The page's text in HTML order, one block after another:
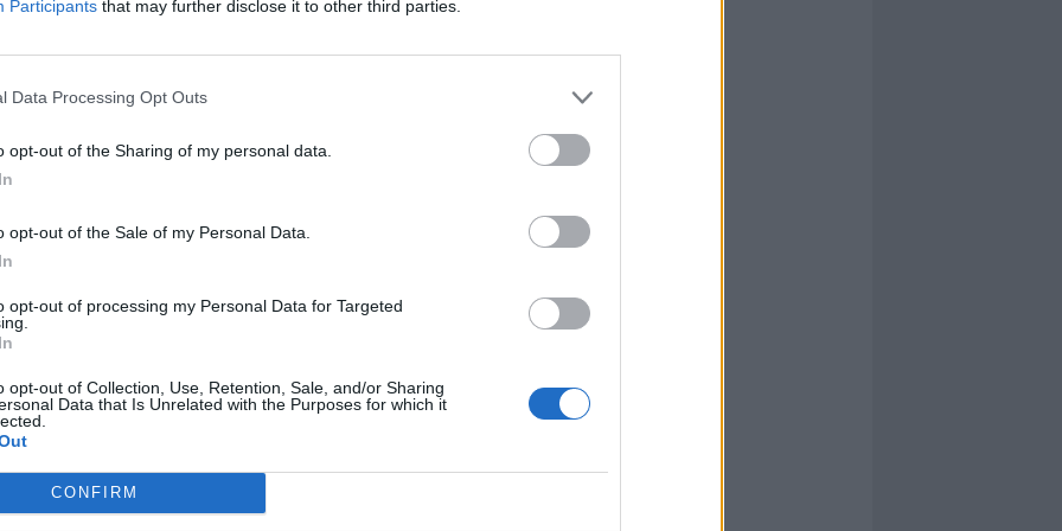
Participants that may further disclose it to other third parties.
Data Processing Opt Outs
opt-out of the Sharing of my personal data.
opt-out of the Sale of my Personal Data.
opt-out of processing my Personal Data for Targeted
opt-out of Collection, Use, Retention, Sale, and/or Sharing
Data that Is Unrelated with the Purposes for which it
CONFIRM
ci restituiranno un reparto arretrato
mentre Trigoria festeggia con sedici
reagire, senza seppellire nello
piacevoli sorprese d'annata e le chance
riparte dal podismo di Behrami, la spinta
con merito in Nazionale, e dalla
Lazio futura e che si ritiene libero
dal mercato la migliore offerta. Addirittura
la prima stracittadina persa su quattro,
ai ripari. Molte cose ha indovinato,
l'opera e alleggerire l'urto dei
non può restare a metà del guado, in
Quanto al tecnico di Rimini, trafitto